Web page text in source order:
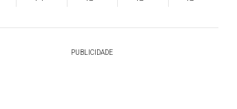
PUBLICIDADE